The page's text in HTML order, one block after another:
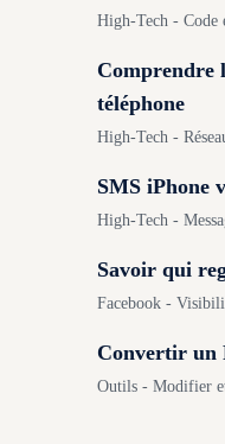
High-Tech - Code
Comprendre
téléphone
High-Tech -
SMS iPhone
High-Tech -
Savoir qui
Facebook -
Convertir un
Outils - Modifier